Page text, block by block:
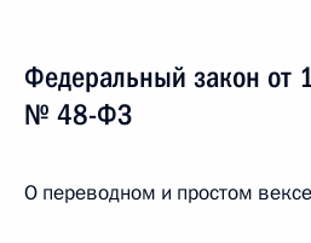
Федеральный закон от
№ 48-ФЗ
О переводном и простом